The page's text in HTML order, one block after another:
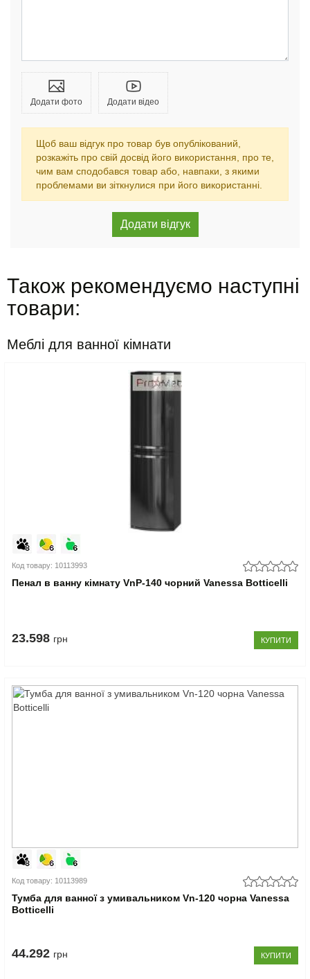
Додати фото Додати відео
Щоб ваш відгук про товар був опублікований,
розкажіть про свій досвід його використання, про те,
чим вам сподобався товар або, навпаки, з якими
проблемами ви зіткнулися при його використанні.
Також рекомендуємо наступні
товари:
Меблі для ванної кімнати
Код товару: 10113993
Пенал в ванну кімнату VnP-140 чорний Vanessa Botticelli
23.598 грн КУПИТИ
Код товару: 10113989
Тумба для ванної з умивальником Vn-120 чорна Vanessa
Botticelli
44.292 грн КУПИТИ